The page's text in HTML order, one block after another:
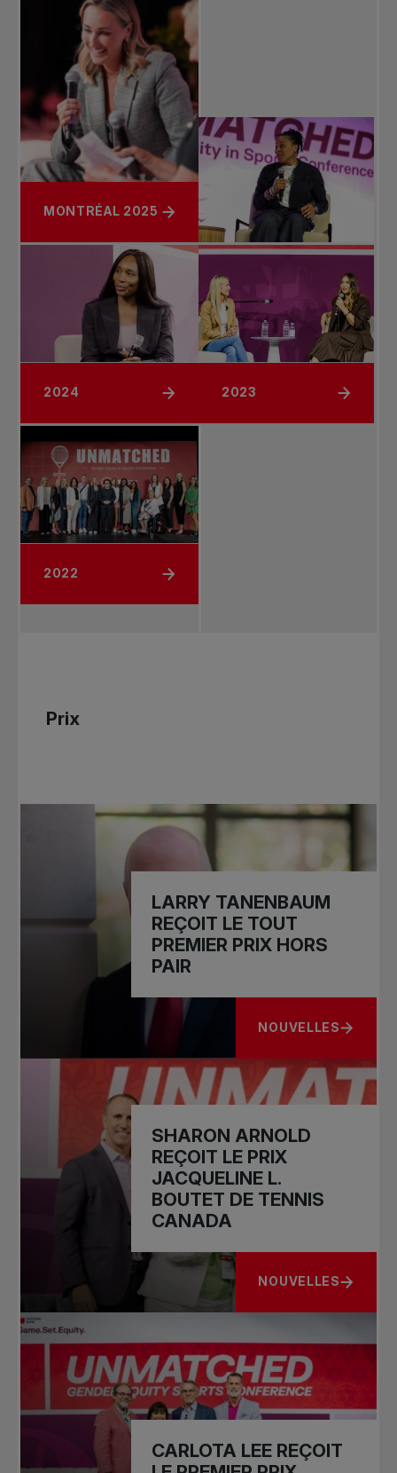
MONTRÉAL 2025
2024 2023
2022
Prix
LARRY TANENBAUM
REÇOIT LE TOUT
PREMIER PRIX HORS
PAIR
NOUVELLES
À PROPOS DE
SHARON ARNOLD
REÇOIT LE PRIX
JACQUELINE L.
BOUTET DE TENNIS
CANADA
NOUVELLES
À PROPOS DE
CARLOTA LEE REÇOIT